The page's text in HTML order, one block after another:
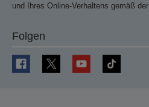
und Ihres Online-Verhaltens gemäß der
Folgen